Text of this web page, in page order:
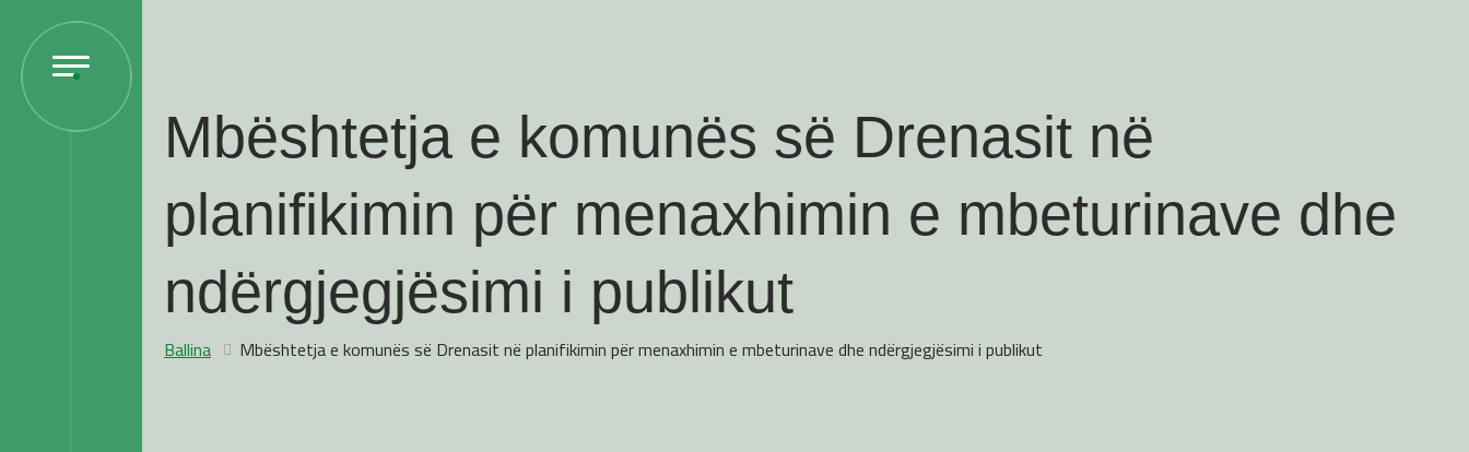
Mbështetja e komunës së Drenasit në
planifikimin për menaxhimin e mbeturinave dhe
ndërgjegjësimi i publikut
Ballina Mbështetja e komunës së Drenasit në planifikimin për menaxhimin e mbeturinave dhe ndërgjegjësimi i publikut